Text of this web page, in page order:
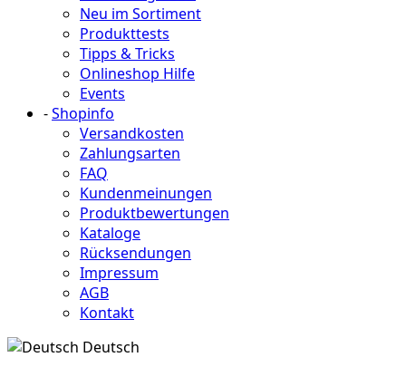
Neu im Sortiment
Produkttests
Tipps & Tricks
Onlineshop Hilfe
Events
-Shopinfo
Versandkosten
Zahlungsarten
FAQ
Kundenmeinungen
Produktbewertungen
Kataloge
Rücksendungen
Impressum
AGB
Kontakt
Deutsch